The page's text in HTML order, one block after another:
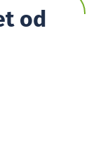
od